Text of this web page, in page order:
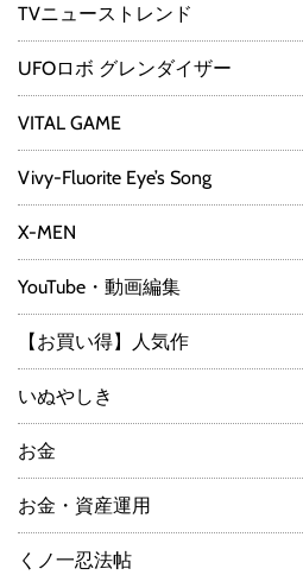
TVニューストレンド
UFOロボ グレンダイザー
VITAL GAME
Vivy-Fluorite Eye’s Song
X-MEN
YouTube・動画編集
【お買い得】人気作
いぬやしき
お金
お金・資産運用
くノ一忍法帖